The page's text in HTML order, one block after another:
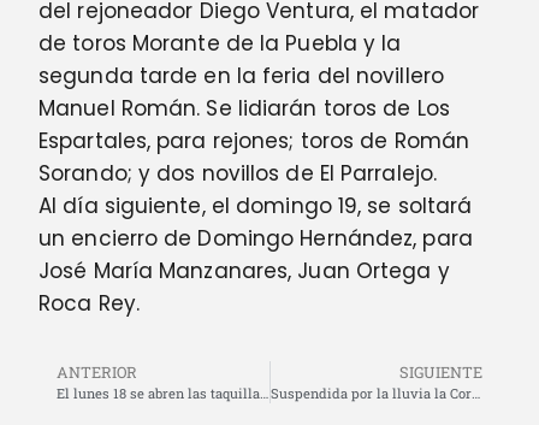
del rejoneador Diego Ventura, el matador
de toros Morante de la Puebla y la
segunda tarde en la feria del novillero
Manuel Román. Se lidiarán toros de Los
Espartales, para rejones; toros de Román
Sorando; y dos novillos de El Parralejo.
Al día siguiente, el domingo 19, se soltará
un encierro de Domingo Hernández, para
José María Manzanares, Juan Ortega y
Roca Rey.
ANTERIOR
El lunes 18 se abren las taquillas de La Malagueta para la venta de entradas para la Corrida Picassiana
SIGUIENTE
Suspendida por la lluvia la Corrida Picassiana de Málaga